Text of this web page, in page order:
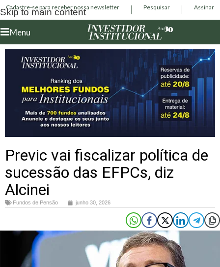
Skip to main content
Cadastre-se para receber nossa newsletter Pesquisar Assinar
Menu
Previc vai fiscalizar política de
sucessão das EFPCs, diz
Alcinei
Fundos de Pensão junho 30, 2026